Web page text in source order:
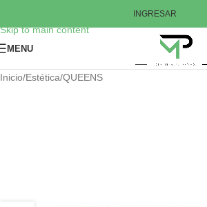
Skip to main content
INGRESAR
MENU
Inicio/Estética/QUEENS